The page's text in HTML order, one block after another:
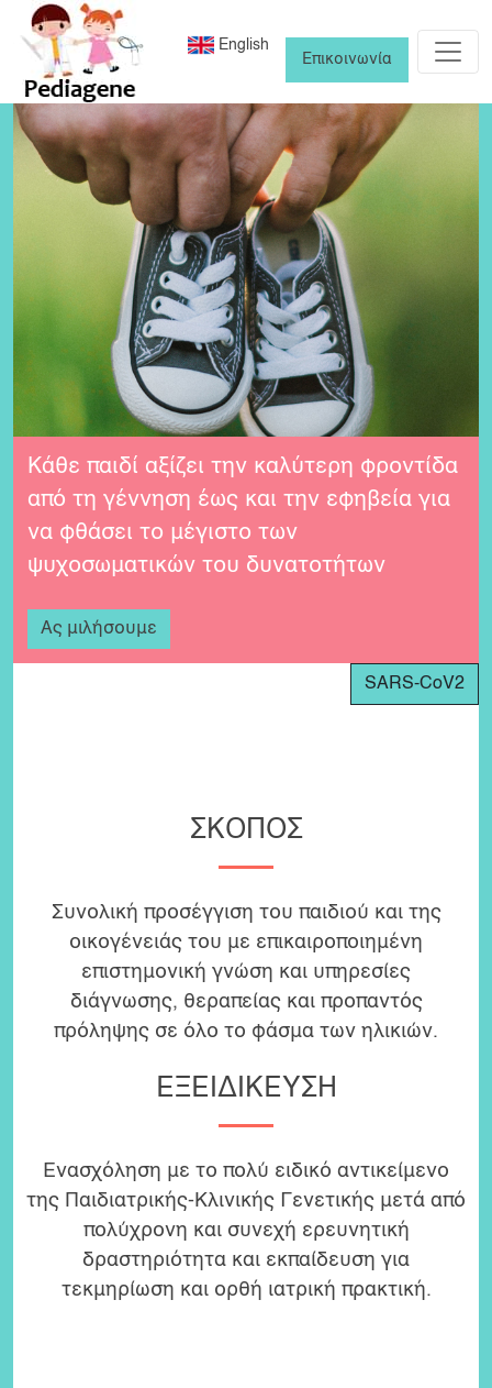
English
Επικοινωνία
Κάθε παιδί αξίζει την καλύτερη φροντίδα
από τη γέννηση έως και την εφηβεία για
να φθάσει το μέγιστο των
ψυχοσωματικών του δυνατοτήτων
Ας μιλήσουμε
SARS-CoV2
ΣΚΟΠΟΣ
Συνολική προσέγγιση του παιδιού και της
οικογένειάς του με επικαιροποιημένη
επιστημονική γνώση και υπηρεσίες
διάγνωσης, θεραπείας και προπαντός
πρόληψης σε όλο το φάσμα των ηλικιών.
ΕΞΕΙΔΙΚΕΥΣΗ
Ενασχόληση με το πολύ ειδικό αντικείμενο
της Παιδιατρικής-Κλινικής Γενετικής μετά από
πολύχρονη και συνεχή ερευνητική
δραστηριότητα και εκπαίδευση για
τεκμηρίωση και ορθή ιατρική πρακτική.